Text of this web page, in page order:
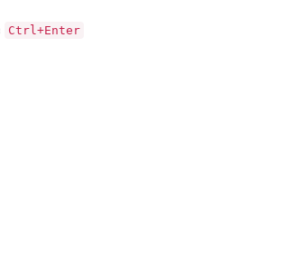
Ctrl+Enter